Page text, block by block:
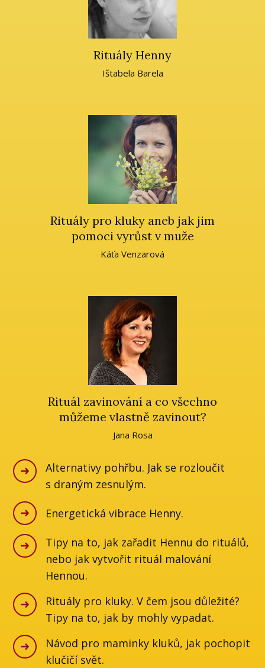
Rituály Henny
Ištabela Barela
Rituály pro kluky aneb jak jim
pomoci vyrůst v muže
Káťa Venzarová
Rituál zavinování a co všechno
můžeme vlastně zavinout?
Jana Rosa
Alternativy pohřbu. Jak se rozloučit
s draným zesnulým.
Energetická vibrace Henny.
Tipy na to, jak zařadit Hennu do rituálů,
nebo jak vytvořit rituál malování
Hennou.
Rituály pro kluky. V čem jsou důležité?
Tipy na to, jak by mohly vypadat.
Návod pro maminky kluků, jak pochopit
klučičí svět.